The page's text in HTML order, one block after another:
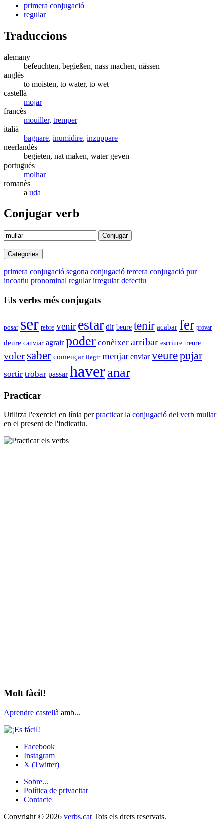
primera conjugació
regular
Traduccions
alemany
befeuchten, begießen, nass machen, nässen
anglès
to moisten, to water, to wet
castellà
mojar
francès
mouiller, tremper
italià
bagnare, inumidire, inzuppare
neerlandès
begieten, nat maken, water geven
portuguès
molhar
romanès
a uda
Conjugar verb
Conjugar
Categories
primera conjugació segona conjugació tercera conjugació pur
incoatiu pronominal regular irregular defectiu
Els verbs més conjugats
posar ser rebre venir estar dir beure tenir acabar fer provar
deure canviar agrair poder conèixer arribar escriure treure
voler saber començar llegir menjar enviar veurepujar
sortir trobar passar haveranar
Practicar
Utilitza l'exercici en línia perpracticar la conjugació del verb mullar
en el present de l'indicatiu.
Molt fàcil!
Aprendre castellà amb...
Facebook
Instagram
X (Twitter)
Sobre...
Política de privacitat
Contacte
Copyright © 2026 verbs.cat Tots els drets reservats.